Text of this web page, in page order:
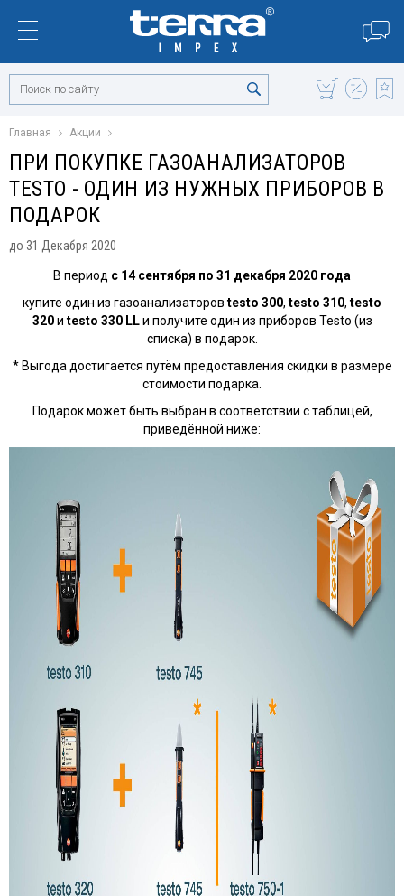
Главная Акции
ПРИ ПОКУПКЕ ГАЗОАНАЛИЗАТОРОВ
TESTO - ОДИН ИЗ НУЖНЫХ ПРИБОРОВ В
ПОДАРОК
до 31 Декабря 2020
В период с 14 сентября по 31 декабря 2020 года
купите один из газоанализаторов testo 300, testo 310, testo
320и testo 330 LLи получите один из приборов Testo (из
списка) в подарок.
* Выгода достигается путём предоставления скидки в размере
стоимости подарка.
Подарок может быть выбран в соответствии с таблицей,
приведённой ниже: